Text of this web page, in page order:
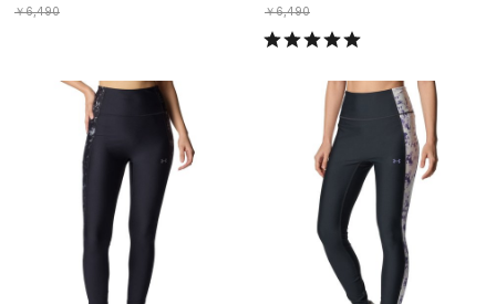
￥6,490
￥6,490